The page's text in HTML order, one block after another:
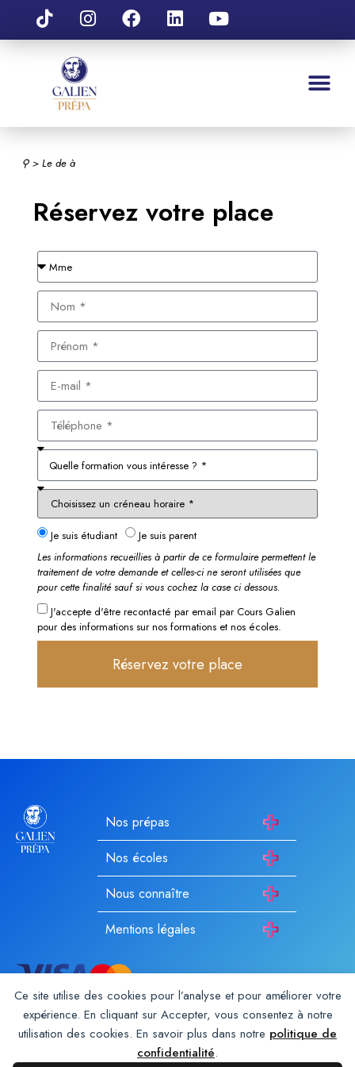
Ce site utilise des cookies pour l’analyse et pour améliorer votre
expérience. En cliquant sur Accepter, vous consentez à notre
utilisation des cookies. En savoir plus dans notre politique de
confidentialité.
⚲> Ledeà
Réservez votre place
Je suis étudiant
Je suis parent
Les informations recueillies à partir de ce formulaire permettent le
traitement de votre demande et celles-ci ne seront utilisées que
pour cette finalité sauf si vous cochez la case ci dessous.
J'accepte d'être recontacté par email par Cours Galien
pour des informations sur nos formations et nos écoles.
Réservez votre place
Nos prépas
Nos écoles
Nous connaître
Mentions légales
Galien Prépa est un établissement d’enseignement privé hors
contrat enregistré auprès du rectorat depuis 1987. Membre du